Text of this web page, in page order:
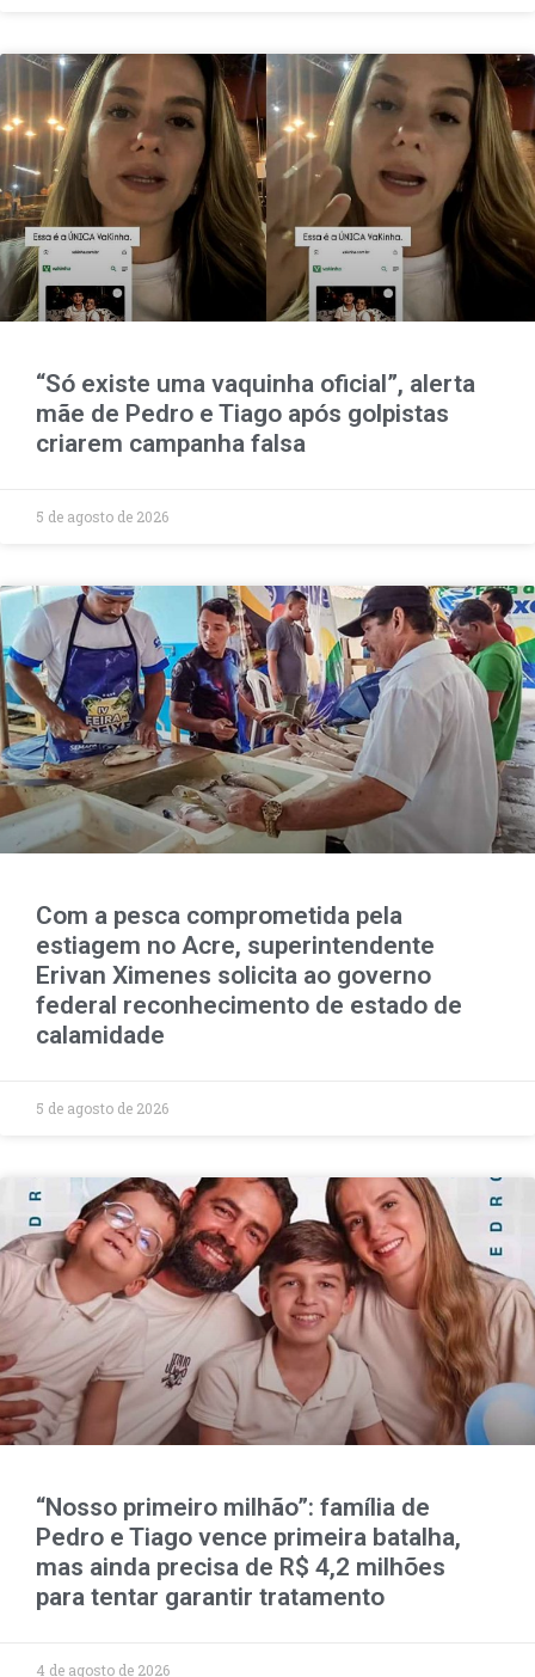
“Só existe uma vaquinha oficial”, alerta
mãe de Pedro e Tiago após golpistas
criarem campanha falsa
5 de agosto de 2026
Com a pesca comprometida pela
estiagem no Acre, superintendente
Erivan Ximenes solicita ao governo
federal reconhecimento de estado de
calamidade
5 de agosto de 2026
“Nosso primeiro milhão”: família de
Pedro e Tiago vence primeira batalha,
mas ainda precisa de R$ 4,2 milhões
para tentar garantir tratamento
4 de agosto de 2026